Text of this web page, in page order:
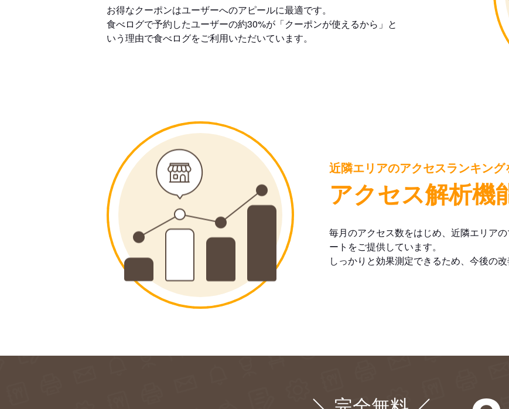
お得なクーポンはユーザーへのアピールに最適です。
食べログで予約したユーザーの約30%が「クーポンが使えるから」と
いう理由で食べログをご利用いただいています。
近隣エリアのアクセスランキング
アクセス解析機
毎月のアクセス数をはじめ、近隣エリア
ートをご提供しています。
しっかりと効果測定できるため、今後の